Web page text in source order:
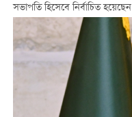
সভাপতি হিসেবে নির্বাচিত